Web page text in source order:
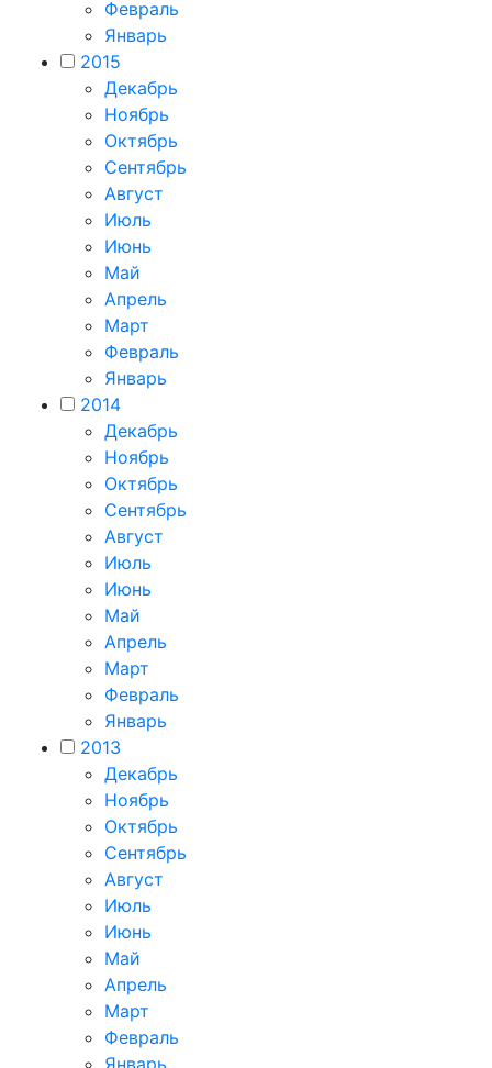
Февраль
Январь
2015
Декабрь
Ноябрь
Октябрь
Сентябрь
Август
Июль
Июнь
Май
Апрель
Март
Февраль
Январь
2014
Декабрь
Ноябрь
Октябрь
Сентябрь
Август
Июль
Июнь
Май
Апрель
Март
Февраль
Январь
2013
Декабрь
Ноябрь
Октябрь
Сентябрь
Август
Июль
Июнь
Май
Апрель
Март
Февраль